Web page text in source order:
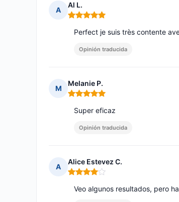
A
Al L.
Nota: 5 de 5
Perfect je suis très contente
Opinión traducida
M
Melanie P.
Nota: 5 de 5
Super eficaz
Opinión traducida
A
Alice Estevez C.
Nota: 4 de 5
Veo algunos resultados, pero